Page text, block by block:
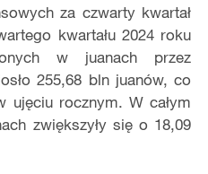
za czwarty kwartał
kwartału 2024 roku
w juanach przez
255,68 bln juanów, co
ujęciu rocznym. W całym
zwiększyły się o 18,09